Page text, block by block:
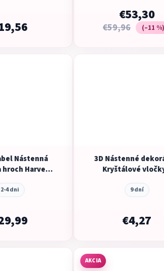
€53,30
€59,96 (–11 %)
Nástenná
Harvey -
2-4 dni
3D Nástenné
Kryštálové
9 dní
€4,27
AKCIA